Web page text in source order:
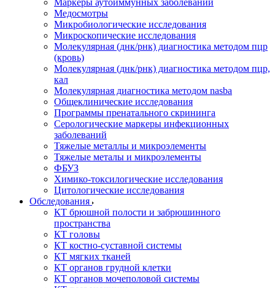
Маркеры аутоиммунных заболеваний
Медосмотры
Микробиологические исследования
Микроскопические исследования
Молекулярная (днк/рнк) диагностика методом пцр
(кровь)
Молекулярная (днк/рнк) диагностика методом пцр,
кал
Молекулярная диагностика методом nasba
Общеклинические исследования
Программы пренатального скрининга
Серологические маркеры инфекционных
заболеваний
Тяжелые металлы и микроэлементы
Тяжелые металы и микроэлементы
ФБУЗ
Химико-токсилогические исследования
Цитологические исследования
Обследования
КТ брюшной полости и забрюшинного
пространства
КТ головы
КТ костно-суставной системы
КТ мягких тканей
КТ органов грудной клетки
КТ органов мочеполовой системы